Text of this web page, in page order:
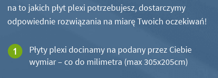
na to jakich płyt plexi potrzebujesz, dostarczymy
odpowiednie rozwiązania na miarę Twoich oczekiwań!
Płyty plexi docinamy na podany przez Ciebie
wymiar – co do milimetra (max 305x205cm)